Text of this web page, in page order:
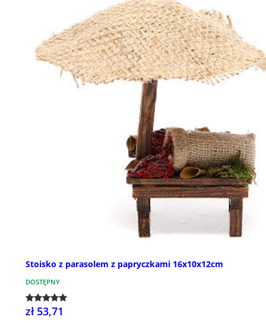
Stoisko z parasolem z papryczkami 16x10x12cm
DOSTĘPNY
zł 53,71